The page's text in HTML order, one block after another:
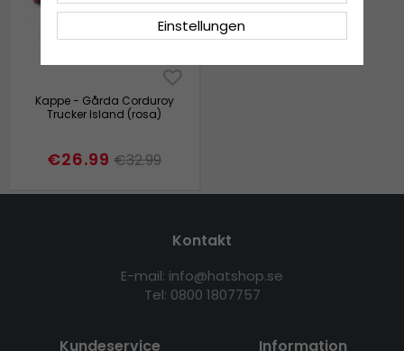
Kappe - Gårda Corduroy
Trucker Island (rosa)
€26.99 €32.99
Kontakt
E-mail: info@hatshop.se
Tel: 0800 1807757
Kundeservice Information
Einstellungen